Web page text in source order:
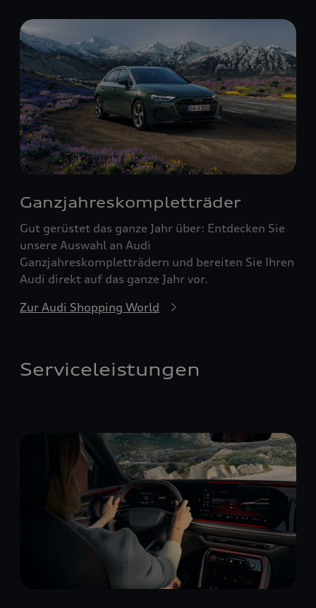
Ganzjahreskompletträder
Gut gerüstet das ganze Jahr über: Entdecken Sie
unsere Auswahl an Audi
Ganzjahreskompletträdern und bereiten Sie Ihren
Audi direkt auf das ganze Jahr vor.
Zur Audi Shopping World
Serviceleistungen